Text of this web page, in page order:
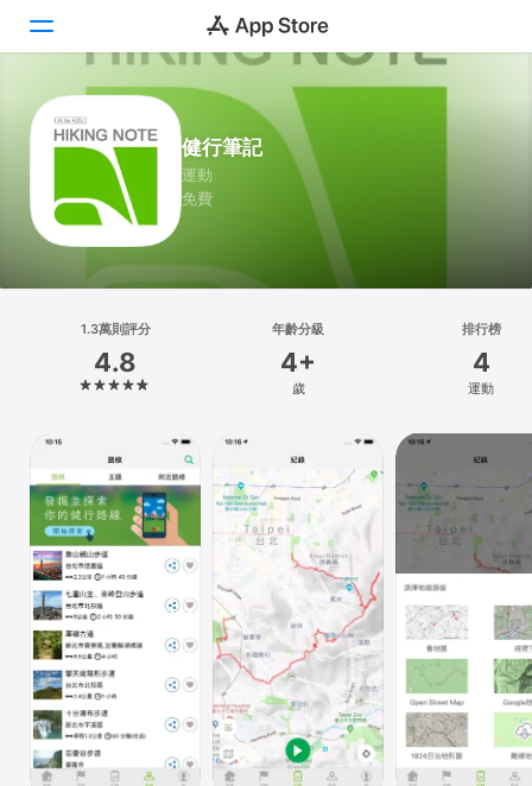
Today
遊戲
App
Arcade
搜尋
iPhone
Vision
Watch
TV
健行筆記
運動
免費
1.3萬則評分
4.8
年齡分級
4+
歲
排行榜
4
運動